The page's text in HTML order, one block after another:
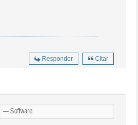
Responder Citar